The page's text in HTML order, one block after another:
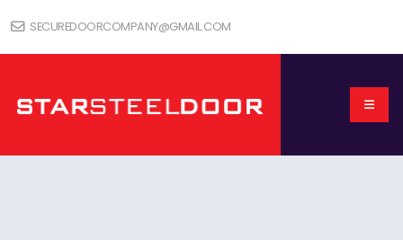
SECUREDOORCOMPANY@GMAIL.COM